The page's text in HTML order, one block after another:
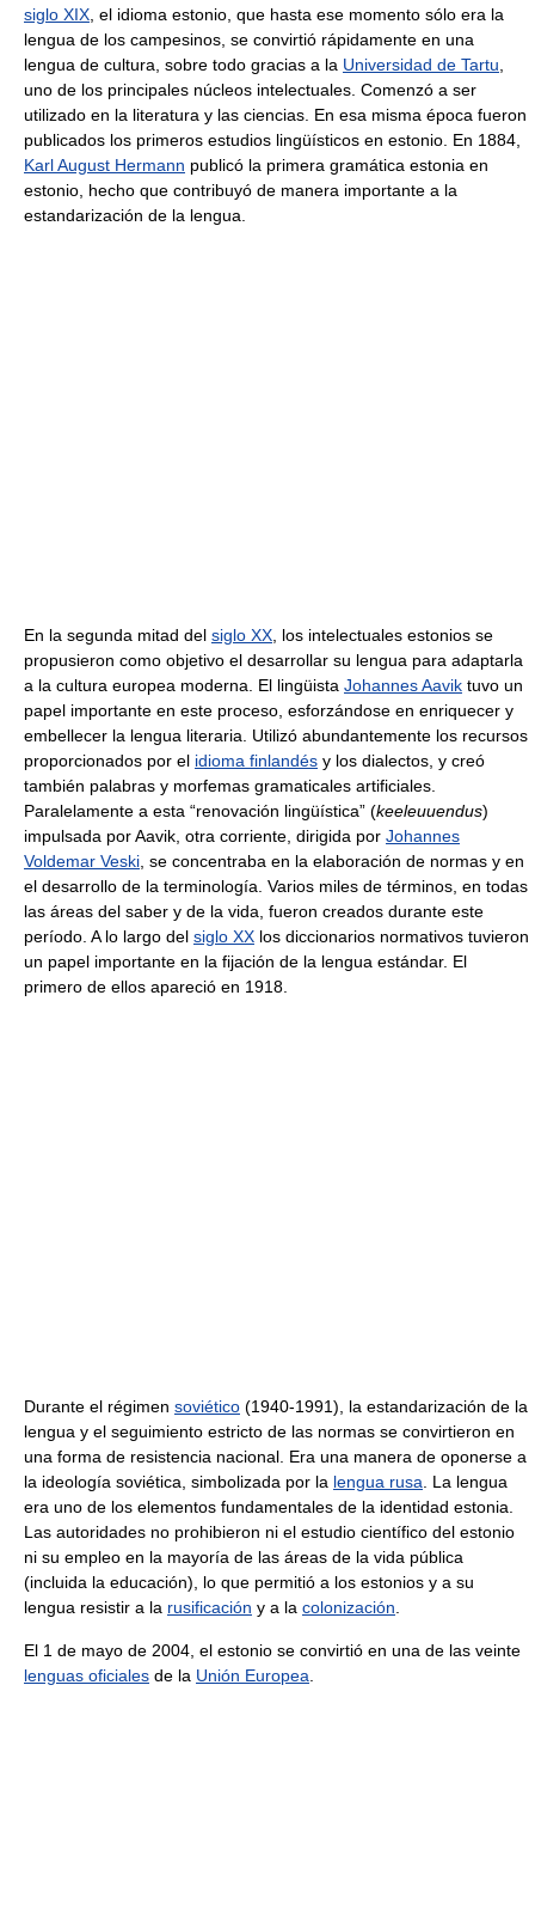
siglo XIX , el idioma estonio, que hasta ese momento sólo era la
lengua de los campesinos, se convirtió rápidamente en una
lengua de cultura, sobre todo gracias a la Universidad de Tartu
uno de los principales núcleos intelectuales. Comenzó a ser
utilizado en la literatura y las ciencias. En esa misma época fueron
publicados los primeros estudios lingüísticos en estonio. En 1884,
Karl August Hermann publicó la primera gramática estonia en
estonio, hecho que contribuyó de manera importante a la
estandarización de la lengua.
En la segunda mitad del siglo XX , los intelectuales estonios se
propusieron como objetivo el desarrollar su lengua para adaptarla
a la cultura europea moderna. El lingüista Johannes Aavik tuvo un
papel importante en este proceso, esforzándose en enriquecer y
embellecer la lengua literaria. Utilizó abundantemente los recursos
proporcionados por el idioma finlandés y los dialectos, y creó
también palabras y morfemas gramaticales artificiales.
Paralelamente a esta “renovación lingüística” (keeleuuendus)
impulsada por Aavik, otra corriente, dirigida por Johannes
Voldemar Veski , se concentraba en la elaboración de normas y en
el desarrollo de la terminología. Varios miles de términos, en todas
las áreas del saber y de la vida, fueron creados durante este
período. A lo largo del siglo XX los diccionarios normativos tuvieron
un papel importante en la fijación de la lengua estándar. El
primero de ellos apareció en 1918.
Durante el régimen soviético (1940-1991), la estandarización de la
lengua y el seguimiento estricto de las normas se convirtieron en
una forma de resistencia nacional. Era una manera de oponerse a
la ideología soviética, simbolizada por la lengua rusa . La lengua
era uno de los elementos fundamentales de la identidad estonia.
Las autoridades no prohibieron ni el estudio científico del estonio
ni su empleo en la mayoría de las áreas de la vida pública
(incluida la educación), lo que permitió a los estonios y a su
lengua resistir a la rusificación y a la colonización
El 1 de mayo de 2004, el estonio se convirtió en una de las veinte
lenguas oficiales de la Unión Europea